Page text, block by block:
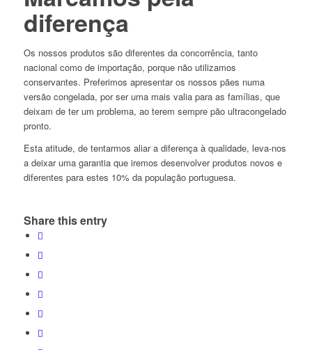
diferença
Os nossos produtos são diferentes da concorrência, tanto
nacional como de importação, porque não utilizamos
conservantes. Preferimos apresentar os nossos pães numa
versão congelada, por ser uma mais valia para as famílias, que
deixam de ter um problema, ao terem sempre pão ultracongelado
pronto.
Esta atitude, de tentarmos aliar a diferença à qualidade, leva-nos
a deixar uma garantia que iremos desenvolver produtos novos e
diferentes para estes 10% da população portuguesa.
Share this entry